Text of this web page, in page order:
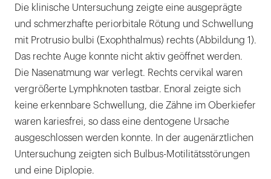
Die klinische Untersuchung zeigte eine ausgeprägte
und schmerzhafte periorbitale Rötung und Schwellung
mit Protrusio bulbi (Exophthalmus) rechts (Abbildung 1).
Das rechte Auge konnte nicht aktiv geöffnet werden.
Die Nasenatmung war verlegt. Rechts cervikal waren
vergrößerte Lymphknoten tastbar. Enoral zeigte sich
keine erkennbare Schwellung, die Zähne im Oberkiefer
waren kariesfrei, so dass eine dentogene Ursache
ausgeschlossen werden konnte. In der augenärztlichen
Untersuchung zeigten sich Bulbus-Motilitätsstörungen
und eine Diplopie.